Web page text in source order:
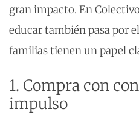
gran impacto. En
educar también pasa por
familias tienen un papel
1. Compra con
impulso